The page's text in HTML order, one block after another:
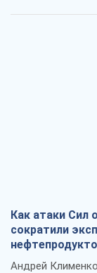
Как атаки Сил
сократили
Андрей Клименко